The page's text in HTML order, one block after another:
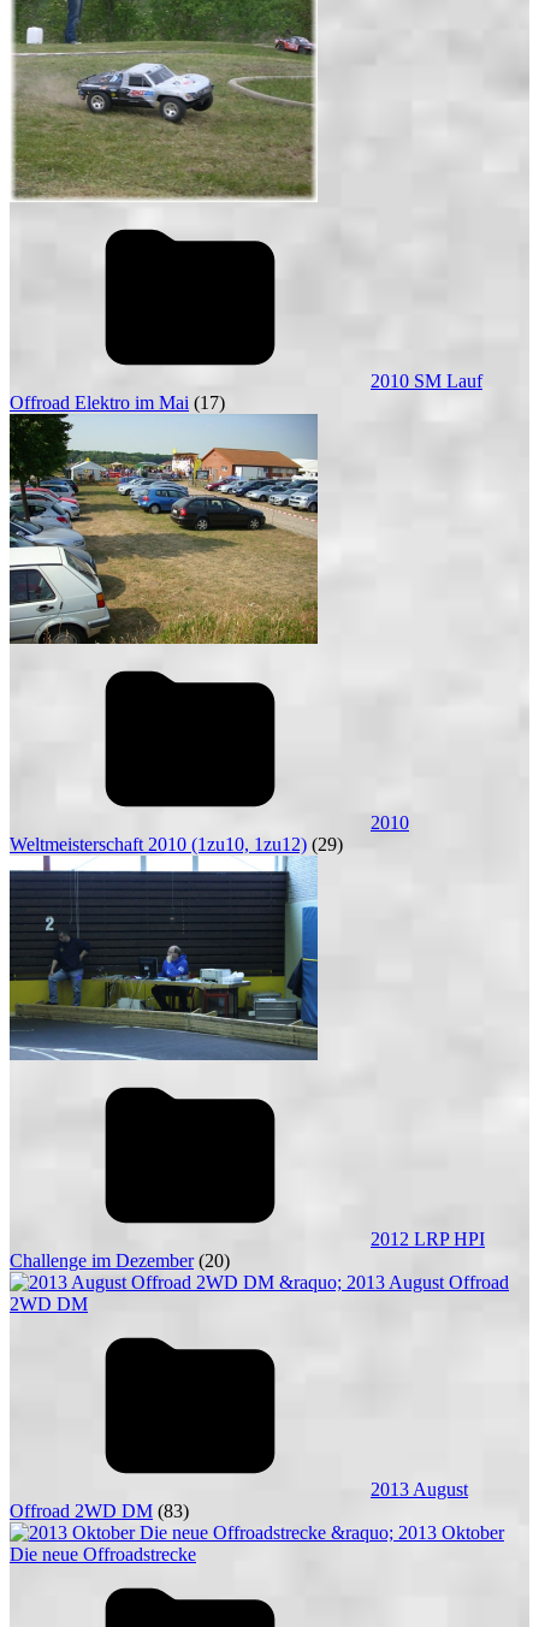
2010 SM Lauf
Offroad Elektro im Mai (17)
2010
Weltmeisterschaft 2010 (1zu10, 1zu12) (29)
2012 LRP HPI
Challenge im Dezember (20)
2013 August
Offroad 2WD DM (83)